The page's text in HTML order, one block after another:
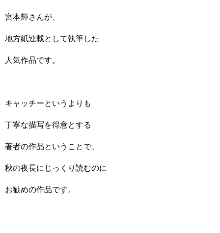
宮本輝さんが、
地方紙連載として執筆した
人気作品です。
キャッチーというよりも
丁寧な描写を得意とする
著者の作品ということで、
秋の夜長にじっくり読むのに
お勧めの作品です。